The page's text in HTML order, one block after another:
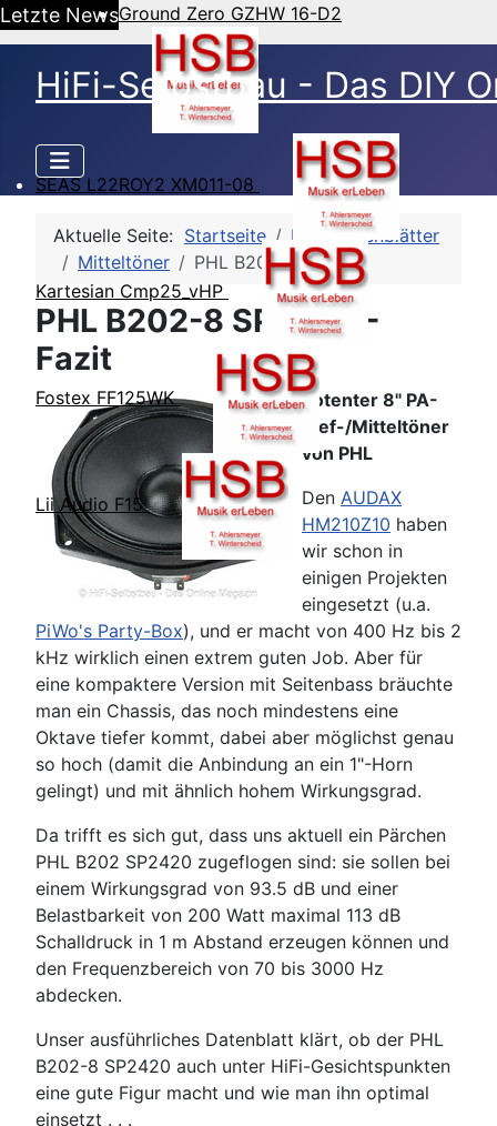
Letzte NewsGround Zero GZHW 16-D2
SEAS L22ROY2 XM011-08
Kartesian Cmp25_vHP
Fostex FF125WK
Lii Audio F15
HiFi-Selbstbau - Das DIY
Aktuelle Seite: Startseite
HSB-Datenblätter
Mitteltöner
PHL B202-8 SP2420
PHL B202-8 SP2420 -
Fazit
Potenter 8" PA-
Tief-/Mitteltöner
von PHL
Den AUDAX
HM210Z10 haben
wir schon in
einigen Projekten
eingesetzt (u.a.
PiWo's Party-Box), und er macht von 400 Hz bis 2
kHz wirklich einen extrem guten Job. Aber für
eine kompaktere Version mit Seitenbass bräuchte
man ein Chassis, das noch mindestens eine
Oktave tiefer kommt, dabei aber möglichst genau
so hoch (damit die Anbindung an ein 1"-Horn
gelingt) und mit ähnlich hohem Wirkungsgrad.
Da trifft es sich gut, dass uns aktuell ein Pärchen
PHL B202 SP2420 zugeflogen sind: sie sollen bei
einem Wirkungsgrad von 93.5 dB und einer
Belastbarkeit von 200 Watt maximal 113 dB
Schalldruck in 1 m Abstand erzeugen können und
den Frequenzbereich von 70 bis 3000 Hz
abdecken.
Unser ausführliches Datenblatt klärt, ob der PHL
B202-8 SP2420 auch unter HiFi-Gesichtspunkten
eine gute Figur macht und wie man ihn optimal
einsetzt . . .